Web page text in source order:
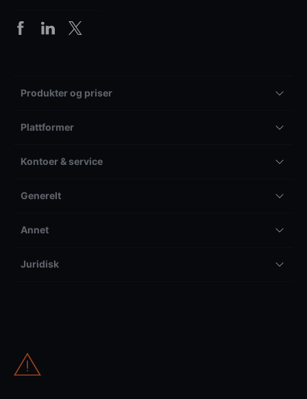
Produkter og priser
Plattformer
Kontoer & service
Generelt
Annet
Juridisk